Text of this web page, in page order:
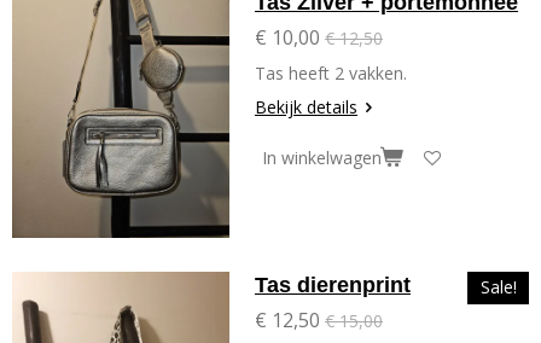
€ 10,00 € 12,50
Tas heeft 2 vakken.
Bekijk details
In winkelwagen
Sale!
Tas dierenprint
€ 12,50 € 15,00